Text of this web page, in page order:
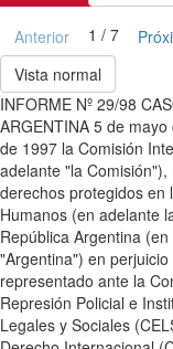
Anterior 1 / 7
Vista normal
INFORME Nº 29/98
ARGENTINA 5 de
de 1997 la Comisión
adelante "la
derechos protegidos en
Humanos (en adelante
República Argentina
"Argentina") en
representado ante la
Represión Policial e
Legales y Sociales